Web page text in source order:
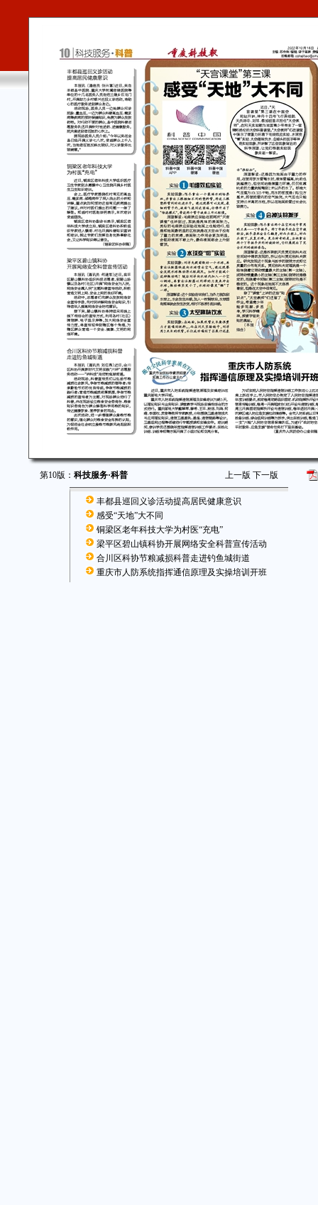
第10版： 科技服务·科普 上一版 下一版
丰都县巡回义诊活动提高居民健康意识
感受“天地”大不同
铜梁区老年科技大学为村医“充电”
梁平区碧山镇科协开展网络安全科普宣传活动
合川区科协节粮减损科普走进钓鱼城街道
重庆市人防系统指挥通信原理及实操培训开班